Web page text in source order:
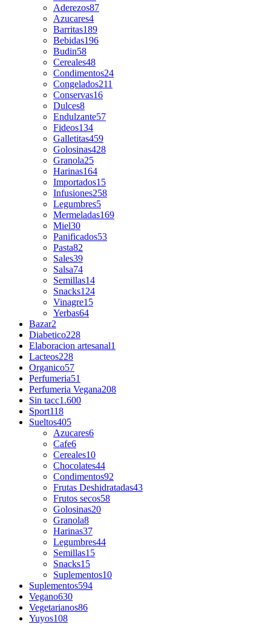
Aderezos87
Azucares4
Barritas189
Bebidas196
Budin58
Cereales48
Condimentos24
Congelados211
Conservas16
Dulces8
Endulzante57
Fideos134
Galletitas459
Golosinas428
Granola25
Harinas164
Importados15
Infusiones258
Legumbres5
Mermeladas169
Miel30
Panificados53
Pasta82
Sales39
Salsa74
Semillas14
Snacks124
Vinagre15
Yerbas64
Bazar2
Diabetico228
Elaboracion artesanal1
Lacteos228
Organico57
Perfumeria51
Perfumeria Vegana208
Sin tacc1.600
Sport118
Sueltos405
Azucares6
Cafe6
Cereales10
Chocolates44
Condimentos92
Frutas Deshidratadas43
Frutos secos58
Golosinas20
Granola8
Harinas37
Legumbres44
Semillas15
Snacks15
Suplementos10
Suplementos594
Vegano630
Vegetarianos86
Yuyos108